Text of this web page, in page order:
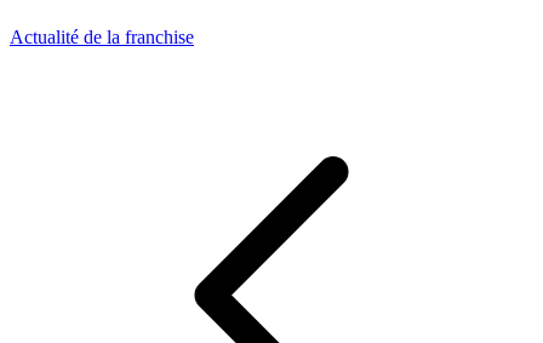
Actualité de la franchise